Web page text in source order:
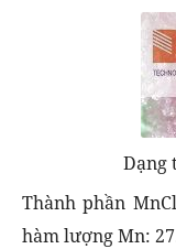
Dạng
Thành phần MnCl
hàm lượng Mn: